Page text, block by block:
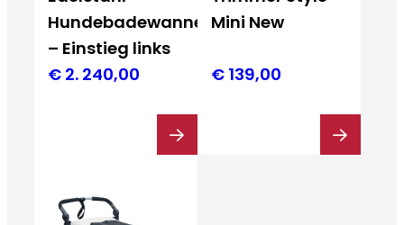
Hundebadewanne
– Einstieg links
€ 2. 240,00
Mini New
€ 139,00